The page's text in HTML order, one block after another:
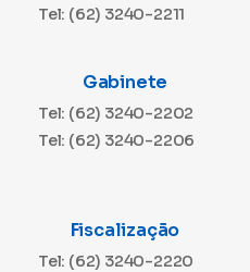
Tel: (62) 3240-2211
Gabinete
Tel: (62) 3240-2202
Tel: (62) 3240-2206
Fiscalização
Tel: (62) 3240-2220